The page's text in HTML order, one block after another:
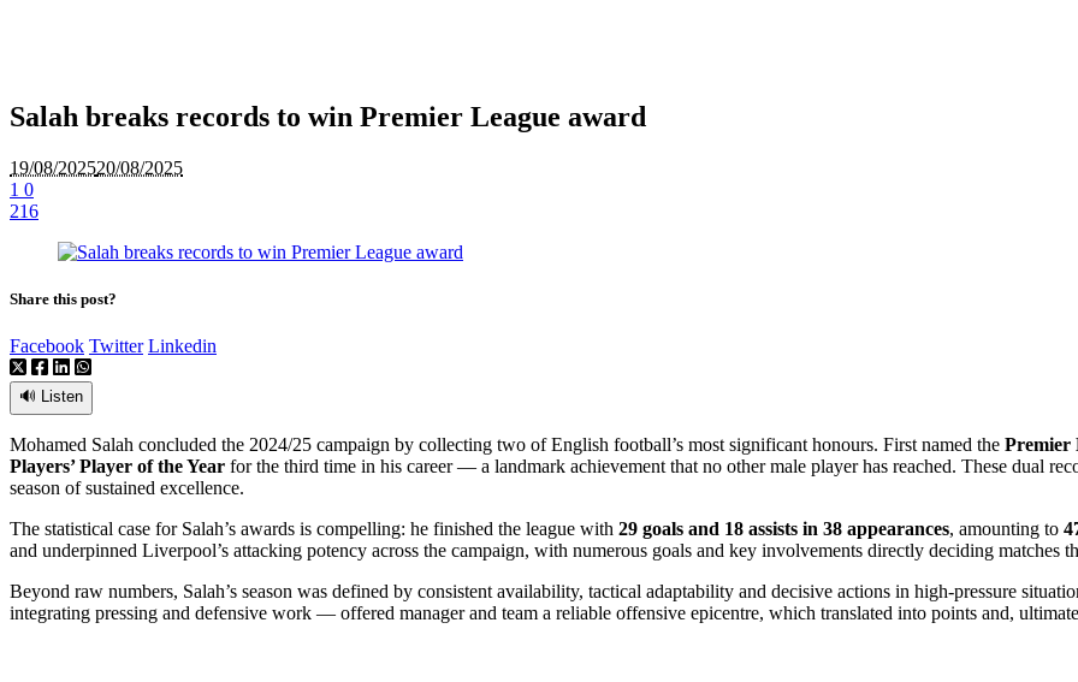
Salah breaks records to win Premier League award
19/08/202520/08/2025
1 0
216
Share this post?
Facebook Twitter Linkedin
🔊 Listen
Mohamed Salah concluded the 2024/25 campaign by collecting two of English football’s most significant honours. First named the Premier
Players’ Player of the Year for the third time in his career — a landmark achievement that no other male player has reached. These dual
season of sustained excellence.
The statistical case for Salah’s awards is compelling: he finished the league with 29 goals and 18 assists in 38 appearances, amounting to
and underpinned Liverpool’s attacking potency across the campaign, with numerous goals and key involvements directly deciding matches
Beyond raw numbers, Salah’s season was defined by consistent availability, tactical adaptability and decisive actions in high-pressure
integrating pressing and defensive work — offered manager and team a reliable offensive epicentre, which translated into points and,